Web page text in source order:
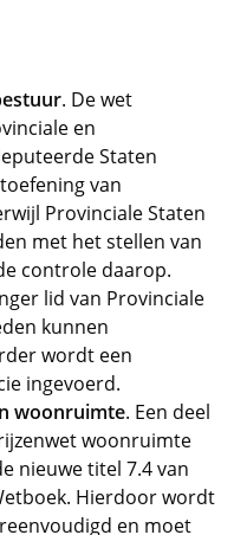
. De wet
en
Staten
van
Provinciale Staten
met het stellen van
controle daarop.
lid van Provinciale
kunnen
wordt een
ingevoerd.
woonruimte. Een deel
woonruimte
nieuwe titel 7.4 van
Hierdoor wordt
en moet